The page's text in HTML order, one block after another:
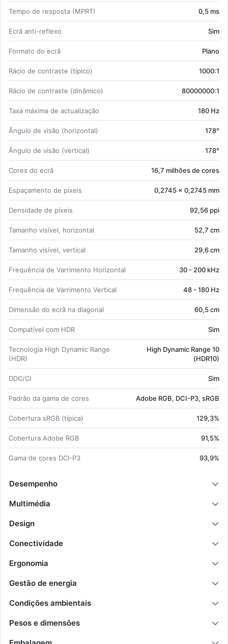
Tempo de res­posta (MPRT) 0,5 ms
Ecrã anti-re­flexo Sim
For­mato do ecrã Plano
Rácio de con­traste (tí­pico) 1000:1
Rácio de con­traste (di­nâ­mico) 80000000:1
Taxa má­xima de ac­tu­a­li­zação 180 Hz
Ân­gulo de visão (ho­ri­zontal) 178°
Ân­gulo de visão (ver­tical) 178°
Cores do ecrã 16,7 mi­lhões de cores
Es­pa­ça­mento de pí­xeis 0,2745 x 0,2745 mm
Den­si­dade de pí­xeis 92,56 ppi
Ta­manho vi­sível, ho­ri­zontal 52,7 cm
Ta­manho vi­sível, ver­tical 29,6 cm
Frequência de Var­ri­mento Ho­ri­zontal 30 - 200 kHz
Frequência de Var­ri­mento Ver­tical 48 - 180 Hz
Di­mensão do ecrã na di­a­gonal 60,5 cm
Com­pa­tível com HDR Sim
Tec­no­logia High Dy­namic Range
(HDR)
High Dy­namic Range 10
(HDR10)
DDC/CI Sim
Pa­drão da gama de cores Adobe RGB, DCI-P3, sRGB
Co­ber­tura sRGB (tí­pica) 129,3%
Co­ber­tura Adobe RGB 91,5%
Gama de cores DCI-P3 93,9%
Desempenho
Multimédia
Design
Conectividade
Ergonomia
Gestão de energia
Condições ambientais
Pesos e dimensões